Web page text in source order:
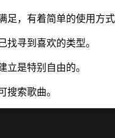
足，有着简单的使用方
找寻到喜欢的类型。
立是特别自由的。
搜索歌曲。